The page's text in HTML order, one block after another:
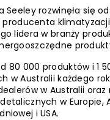
Seeley rozwinęła się
lidera w branży
80 000 produktów i 1
w Australii każdego
w Australii
w Europie,
i USA.